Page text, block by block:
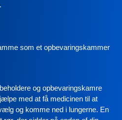
som et opbevaringskammer
og opbevaringskamre
med at få medicinen til at
og komme ned i lungerne. En